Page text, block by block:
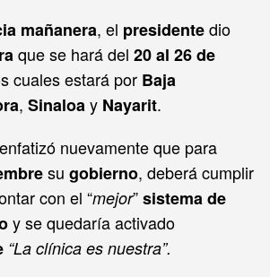
mañanera, el presidentedio
que se hará del20 al 26 de
cuales estará por Baja
,Sinaloay Nayarit.
enfatizó nuevamente que para
sugobierno, deberá cumplir
con el “mejor”sistema de
y se quedaría activado
“La clínica es nuestra”.